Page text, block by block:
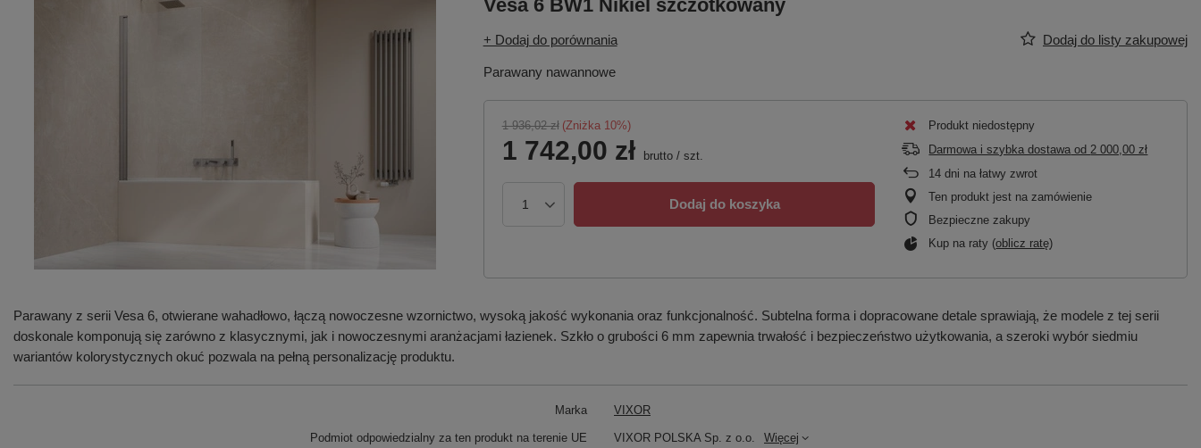
Vesa 6 BW1 Nikiel szczotkowany
+ Dodaj do porównania Dodaj do listy zakupowej
Parawany nawannowe
1 936,02 zł (Zniżka 10%)
1 742,00 zł brutto/ szt.
Dodaj do koszyka
Produkt niedostępny
Darmowa i szybka dostawa od 2 000,00 zł
14 dni na łatwy zwrot
Ten produkt jest na zamówienie
Bezpieczne zakupy
Kup na raty (oblicz ratę)
Parawany z serii Vesa 6, otwierane wahadłowo, łączą nowoczesne wzornictwo, wysoką jakość wykonania oraz funkcjonalność. Subtelna forma i dopracowane detale sprawiają, że modele z tej serii
doskonale komponują się zarówno z klasycznymi, jak i nowoczesnymi aranżacjami łazienek. Szkło o grubości 6 mm zapewnia trwałość i bezpieczeństwo użytkowania, a szeroki wybór siedmiu
wariantów kolorystycznych okuć pozwala na pełną personalizację produktu.
Marka VIXOR
Podmiot odpowiedzialny za ten produkt na terenie UE VIXOR POLSKA Sp. z o.o. Więcej